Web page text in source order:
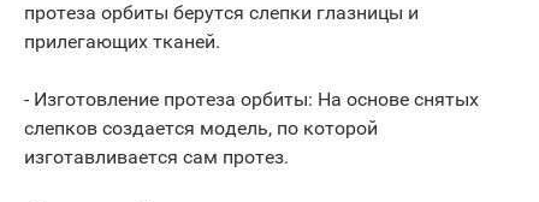
протеза орбиты берутся слепки глазницы и
прилегающих тканей.
- Изготовление протеза орбиты: На основе снятых
слепков создается модель, по которой
изготавливается сам протез.